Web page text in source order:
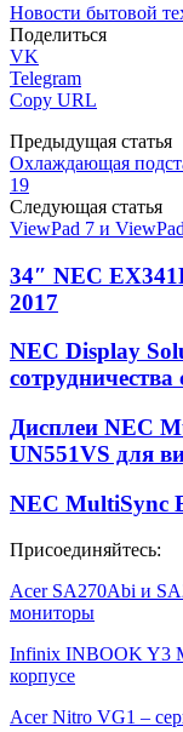
Новости бытовой
Поделиться
VK
Telegram
Copy URL
Предыдущая статья
Охлаждающая
19
Следующая статья
ViewPad 7 и
34″ NEC
2017
NEC Display
Дисплеи NEC
UN551VS для
NEC MultiSync
Присоединяйтесь:
Acer SA270Abi и
мониторы
Infinix INBOOK Y3
корпусе
Acer Nitro VG1 –